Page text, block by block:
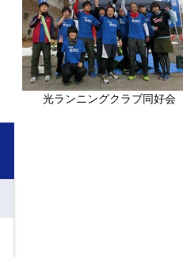
光ランニングクラブ同好会